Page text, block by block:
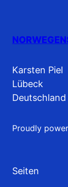
Karsten Piel
Lübeck
Deutschland
Proudly
Seiten